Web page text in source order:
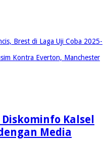
Brest di Laga Uji Coba 2025-
Kontra Everton, Manchester
Diskominfo Kalsel
Media